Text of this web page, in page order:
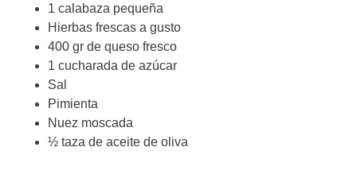
1 calabaza pequeña
Hierbas frescas a gusto
400 gr de queso fresco
1 cucharada de azúcar
Sal
Pimienta
Nuez moscada
½ taza de aceite de oliva